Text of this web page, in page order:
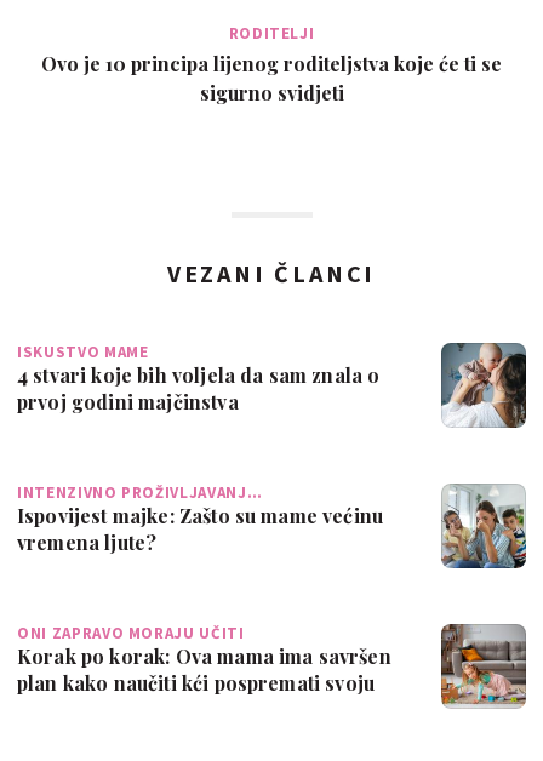
RODITELJI
Ovo je 10 principa lijenog roditeljstva koje će ti se
sigurno svidjeti
VEZANI ČLANCI
ISKUSTVO MAME
4 stvari koje bih voljela da sam znala o
prvoj godini majčinstva
INTENZIVNO PROŽIVLJAVANJ…
Ispovijest majke: Zašto su mame većinu
vremena ljute?
ONI ZAPRAVO MORAJU UČITI
Korak po korak: Ova mama ima savršen
plan kako naučiti kći pospremati svoju